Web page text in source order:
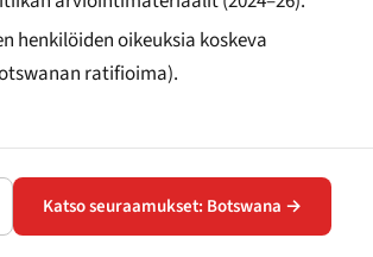
henkilöiden oikeuksia koskeva
ratifioima).
Katso seuraamukset: Botswana →